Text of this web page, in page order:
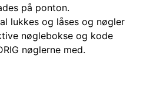
på ponton.
lukkes og låses og nøgler
nøglebokse og kode
nøglerne med.